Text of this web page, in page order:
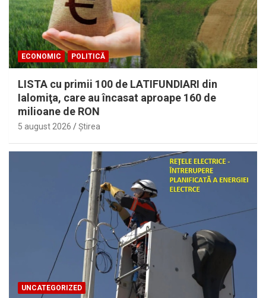
ECONOMIC POLITICĂ
LISTA cu primii 100 de LATIFUNDIARI din
Ialomiţa, care au încasat aproape 160 de
milioane de RON
5 august 2026 Ştirea
UNCATEGORIZED